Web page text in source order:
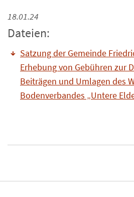
18.01.24
Dateien:
Satzung der Gemeinde
Erhebung von Gebühren zur
Beiträgen und Umlagen des
Bodenverbandes „Untere